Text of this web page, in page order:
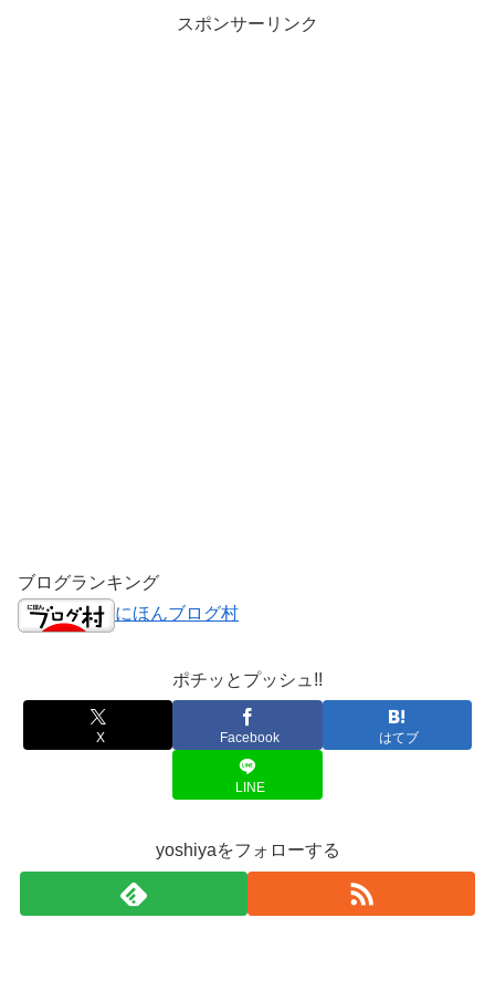
スポンサーリンク
ブログランキング
にほんブログ村
ポチッとプッシュ!!
X Facebook はてブ
LINE
yoshiyaをフォローする